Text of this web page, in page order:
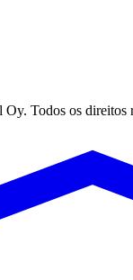
Todos os direitos